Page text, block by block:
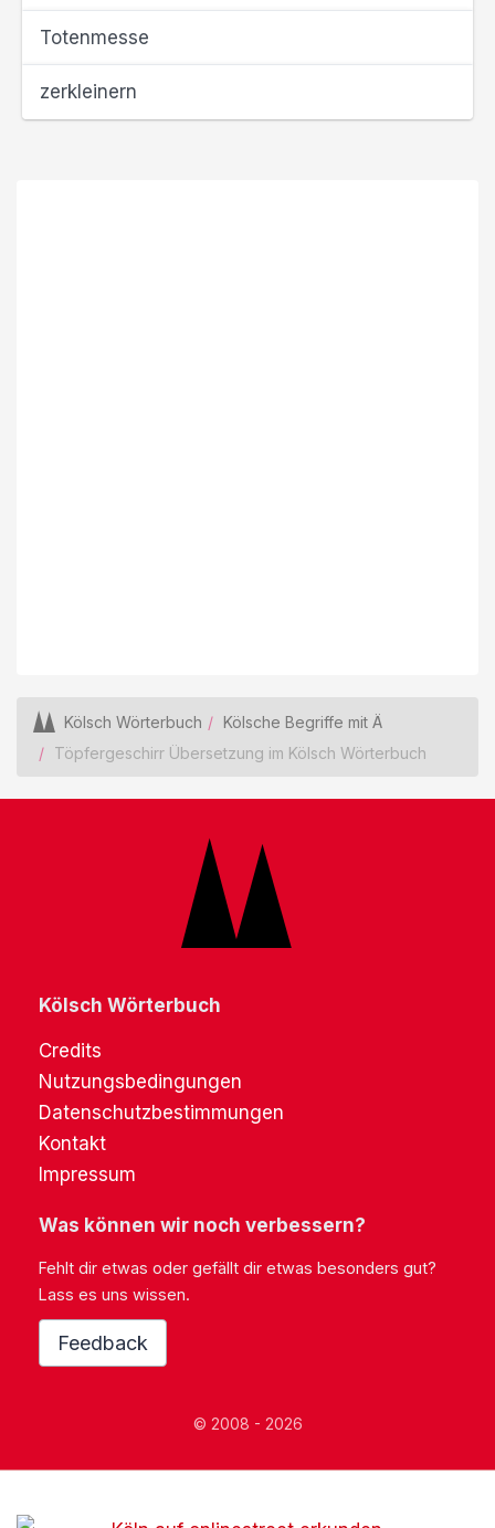
Totenmesse
zerkleinern
Kölsch Wörterbuch
Kölsche Begriffe mit Ä
Töpfergeschirr Übersetzung im Kölsch Wörterbuch
Kölsch Wörterbuch
Credits
Nutzungsbedingungen
Datenschutzbestimmungen
Kontakt
Impressum
Was können wir noch verbessern?
Fehlt dir etwas oder gefällt dir etwas besonders gut?
Lass es uns wissen.
Feedback
© 2008 - 2026